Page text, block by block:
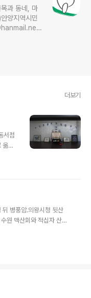
과 동네, 마
더보기
서점
긴
는
도
업
사
는
병풍암.의왕시청 뒷산
원 맥산회와 적십자 산악
척을 하여 총12개의 루
곳 암장을 찾는다. 높이1
버행 등으로 되어있다.